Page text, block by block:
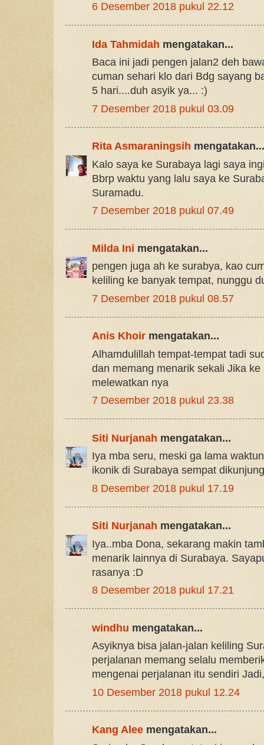
6 Desember 2018 pukul 22.12
Ida Tahmidah mengatakan...
Baca ini jadi pengen jalan2 deh
cuman sehari klo dari Bdg sayang
5 hari....duh asyik ya... :)
7 Desember 2018 pukul 03.09
Rita Asmaraningsih mengatakan...
Kalo saya ke Surabaya lagi saya
Bbrp waktu yang lalu saya ke
Suramadu.
7 Desember 2018 pukul 07.49
Milda Ini mengatakan...
pengen juga ah ke surabya, kao
keliling ke banyak tempat, nunggu
7 Desember 2018 pukul 08.57
Anis Khoir mengatakan...
Alhamdulillah tempat-tempat tadi
dan memang menarik sekali Jika
melewatkan nya
7 Desember 2018 pukul 23.38
Siti Nurjanah mengatakan...
Iya mba seru, meski ga lama
ikonik di Surabaya sempat
8 Desember 2018 pukul 17.19
Siti Nurjanah mengatakan...
Iya..mba Dona, sekarang makin
menarik lainnya di Surabaya.
rasanya :D
8 Desember 2018 pukul 17.21
windhu mengatakan...
Asyiknya bisa jalan-jalan keliling
perjalanan memang selalu
mengenai perjalanan itu sendiri
10 Desember 2018 pukul 12.24
Kang Alee mengatakan...